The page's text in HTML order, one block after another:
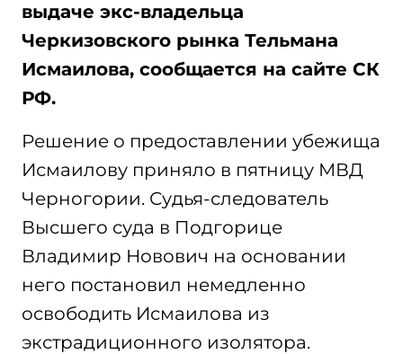
выдаче экс-владельца
Черкизовского рынка Тельмана
Исмаилова, сообщается на сайте СК
РФ.
Решение о предоставлении убежища
Исмаилову приняло в пятницу МВД
Черногории. Судья-следователь
Высшего суда в Подгорице
Владимир Новович на основании
него постановил немедленно
освободить Исмаилова из
экстрадиционного изолятора.